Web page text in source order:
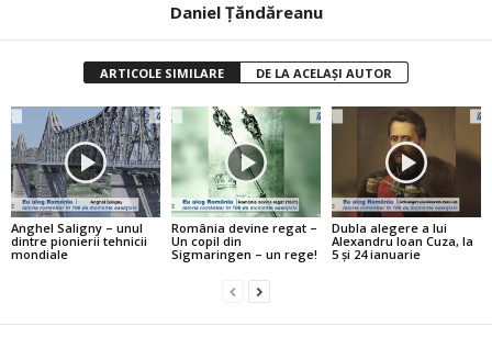
Daniel Țăndăreanu
ARTICOLE SIMILARE DE LA ACELAȘI AUTOR
Anghel Saligny – unul
dintre pionierii tehnicii
mondiale
România devine regat –
Un copil din
Sigmaringen – un rege!
Dubla alegere a lui
Alexandru Ioan Cuza, la
5 şi 24 ianuarie